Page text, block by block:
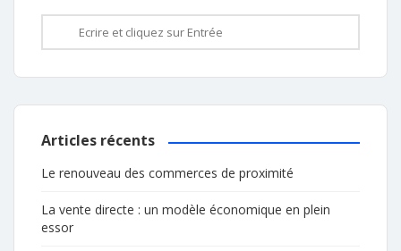
Articles récents
Le renouveau des commerces de proximité
La vente directe : un modèle économique en plein
essor